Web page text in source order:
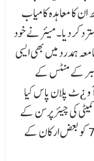
کا معاہدہ کامیاب
کر دیا۔ میئر نے خود
ہمدرد میں بھی ایسی
پیدا ہوگئی ہے۔ 24 دسمبر کے منٹس کے
¿ٹ پلان پاس کیا
کی چیئر پرسن کے
ساتھ معاہدہ ناکام ہوا تو ووٹ نمبر 71 کو بعض ارکان کے